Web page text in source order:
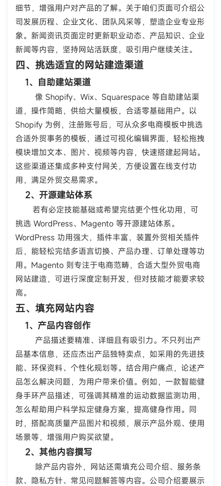
细节，增强用户对产品的了解。关于咱们页面可介绍公
司发展历程、企业文化、团队风采等，塑造企业专业形
象。新闻资讯页面定时更新职业动态、产品知识、企业
新闻等内容，坚持网站活跃度，吸引用户继续关注。
四、挑选适宜的网站建造渠道
1、自助建站渠道
像 Shopify、Wix、Squarespace 等自助建站渠
道，操作简略，供给大量模板，合适零基础用户。以
Shopify 为例，注册账号后，可从众多电商模板中挑选
合适外贸事务的模板，通过可视化编辑界面，轻松拖拽
模块增加文本、图片、视频等内容，快速搭建起网站。
这些渠道还集成多种支付网关，方便设置在线支付功
用，满足外贸交易需求。
2、开源建站体系
若有必定技能基础或希望完结更个性化功用，可
挑选 WordPress、Magento 等开源建站体系。
WordPress 功用强大，插件丰富，装置外贸相关插件
后，能轻松完结多语言切换、产品办理、订单处理等功
用。Magento 则专注于电商范畴，合适大型外贸电商
网站建造，可进行深度定制开发，但对技能才能要求较
高。
五、填充网站内容
1、产品内容创作
产品描述要精准、详细且有吸引力。不只列出产
品基本信息，还应杰出产品独特卖点，如采用的先进技
能、环保资料、个性化规划等。结合用户痛点，论述产
品怎么解决问题，为用户带来价值。例如，一款智能健
身手环产品描述，可强调其精准的运动数据监测功用，
怎么帮助用户科学拟定健身方案，提高健身作用。同
时，搭配高质量产品图片和视频，展示产品外观、使用
场景等，增强用户购买欲望。
2、其他内容撰写
除产品内容外，网站还需填充公司介绍、服务条
款、隐私方针、常见问题解答等内容。公司介绍要展示